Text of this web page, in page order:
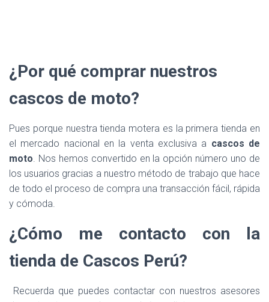
¿Por qué comprar nuestros
cascos de moto?
Pues porque nuestra tienda motera es la primera tienda en
el mercado nacional en la venta exclusiva a cascos de
moto. Nos hemos convertido en la opción número uno de
los usuarios gracias a nuestro método de trabajo que hace
de todo el proceso de compra una transacción fácil, rápida
y cómoda.
¿Cómo me contacto con la
tienda de Cascos Perú?
Recuerda que puedes contactar con nuestros asesores